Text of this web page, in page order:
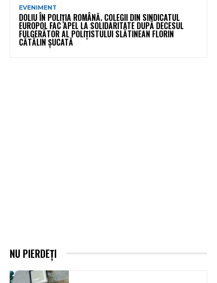
EVENIMENT
DOLIU ÎN POLIȚIA ROMÂNĂ. COLEGII DIN SINDICATUL
EUROPOL FAC APEL LA SOLIDARITATE DUPĂ DECESUL
FULGERĂTOR AL POLIȚISTULUI SLĂTINEAN FLORIN
CĂTĂLIN ȘUCATĂ
NU PIERDEȚI